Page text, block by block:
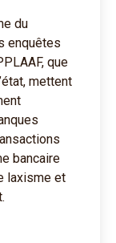
du
enquêtes
que
mettent
bancaire
laxisme et